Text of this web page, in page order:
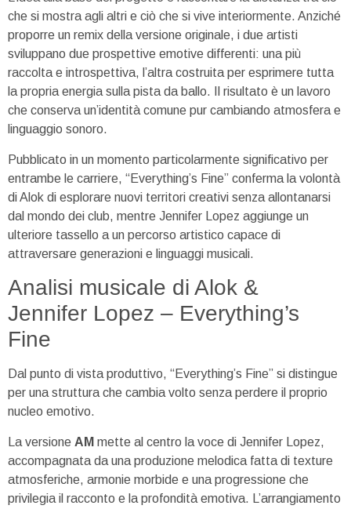
che si mostra agli altri e ciò che si vive interiormente. Anziché
proporre un remix della versione originale, i due artisti
sviluppano due prospettive emotive differenti: una più
raccolta e introspettiva, l’altra costruita per esprimere tutta
la propria energia sulla pista da ballo. Il risultato è un lavoro
che conserva un’identità comune pur cambiando atmosfera e
linguaggio sonoro.
Pubblicato in un momento particolarmente significativo per
entrambe le carriere, “Everything’s Fine” conferma la volontà
di Alok di esplorare nuovi territori creativi senza allontanarsi
dal mondo dei club, mentre Jennifer Lopez aggiunge un
ulteriore tassello a un percorso artistico capace di
attraversare generazioni e linguaggi musicali.
Analisi musicale di Alok &
Jennifer Lopez – Everything’s
Fine
Dal punto di vista produttivo, “Everything’s Fine” si distingue
per una struttura che cambia volto senza perdere il proprio
nucleo emotivo.
La versione AM mette al centro la voce di Jennifer Lopez,
accompagnata da una produzione melodica fatta di texture
atmosferiche, armonie morbide e una progressione che
privilegia il racconto e la profondità emotiva. L’arrangiamento